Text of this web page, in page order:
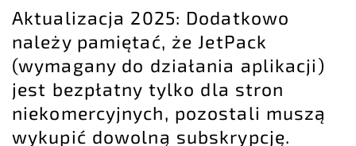
Aktualizacja 2025: Dodatkowo
należy pamiętać, że JetPack
(wymagany do działania aplikacji)
jest bezpłatny tylko dla stron
niekomercyjnych, pozostali muszą
wykupić dowolną subskrypcję.